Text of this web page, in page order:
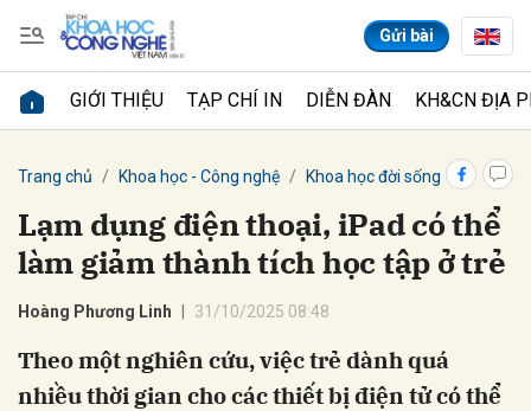
Gửi bài
GIỚI THIỆU TẠP CHÍ IN DIỄN ĐÀN KH&CN ĐỊA
Trang chủ Khoa học - Công nghệ Khoa học đời sống
Hoàng Phương Linh 31/10/2025 08:48
nhiều thời gian cho các thiết bị điện tử có thể
Gửi bình luận
Hủy Gửi